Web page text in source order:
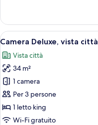
città
Deluxe
con
2
singoli,
vista
città
Apri
tutte
le
foto
per
Camera
Deluxe,
vista
11
Camera Deluxe, vista città
Vista città
34 m²
1 camera
Per 3 persone
1 letto king
Wi-Fi gratuito